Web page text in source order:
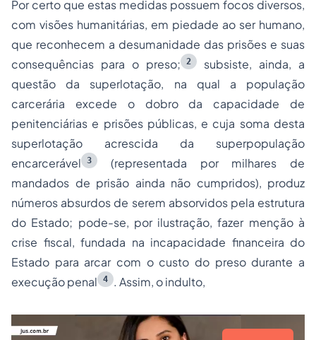
Por certo que estas medidas possuem focos diversos,
com visões humanitárias, em piedade ao ser humano,
que reconhecem a desumanidade das prisões e suas
consequências para o preso;
2
subsiste, ainda, a
questão da superlotação, na qual a população
carcerária excede o dobro da capacidade de
penitenciárias e prisões públicas, e cuja soma desta
superlotação acrescida da superpopulação
encarcerável
3
(representada por milhares de
mandados de prisão ainda não cumpridos), produz
números absurdos de serem absorvidos pela estrutura
do Estado; pode-se, por ilustração, fazer menção à
crise fiscal, fundada na incapacidade financeira do
Estado para arcar com o custo do preso durante a
execução penal
4 . Assim, o indulto,